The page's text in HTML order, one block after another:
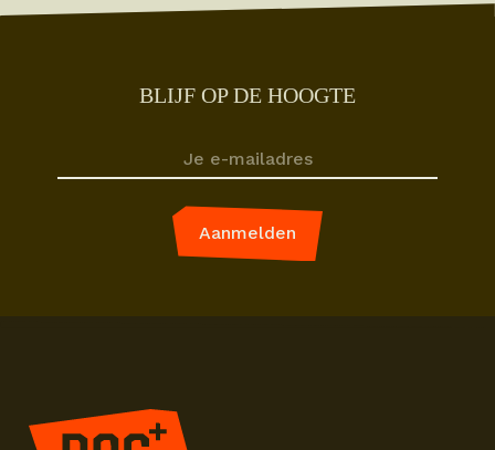
BLIJF OP DE HOOGTE